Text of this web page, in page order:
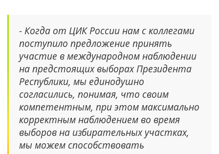
- Когда от ЦИК России нам с коллегами
поступило предложение принять
участие в международном наблюдении
на предстоящих выборах Президента
Республики, мы единодушно
согласились, понимая, что своим
компетентным, при этом максимально
корректным наблюдением во время
выборов на избирательных участках,
мы можем способствовать